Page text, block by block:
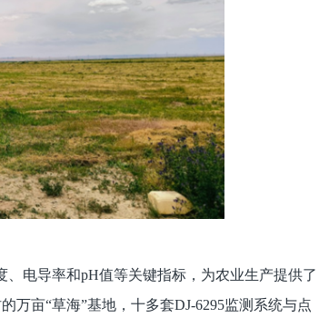
电导率和pH值等关键指标，为农业生产提供了
万亩“草海”基地，十多套DJ-6295监测系统与点